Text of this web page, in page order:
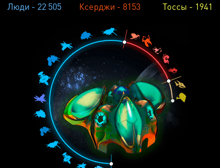
Люди - 22 505 Ксерджи - 8153 Тоссы - 1941